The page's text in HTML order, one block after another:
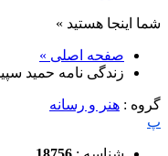
شما اینجا هستید »
صفحه اصلی »
زندگی نامه حمید
گروه : هنر و رسانه
پ